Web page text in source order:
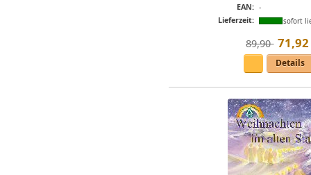
EAN: -
Lieferzeit:
sofort
89,90  71,92
Details